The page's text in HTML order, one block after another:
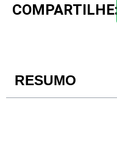
COMPARTILHE:
RESUMO